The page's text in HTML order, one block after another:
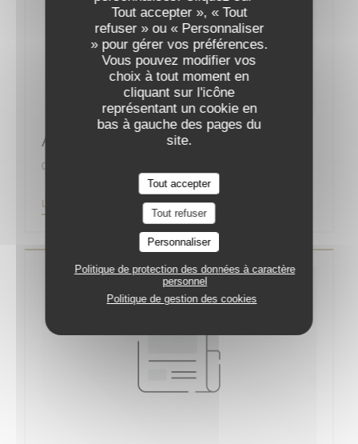
Tout accepter », « Tout
refuser » ou « Personnaliser
» pour gérer vos préférences.
Vous pouvez modifier vos
choix à tout moment en
cliquant sur l'icône
représentant un cookie en
bas à gauche des pages du
site.
Tout accepter
Tout refuser
Personnaliser
Politique de protection des données à caractère
personnel
Politique de gestion des cookies
Augustin, la nouvelle bonne adresse
01/09/2019
LIRE L'ARTICLE ((OUVRE UNE NOUVELLE FENÊTRE))